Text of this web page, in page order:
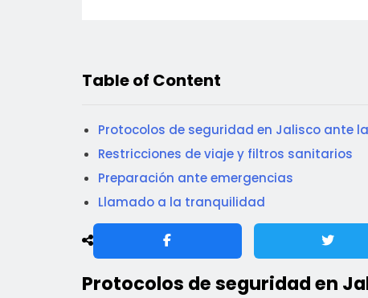
Table of Content
Protocolos de seguridad en Jalisco ante
Restricciones de viaje y filtros sanitarios
Preparación ante emergencias
Llamado a la tranquilidad
Protocolos de seguridad en